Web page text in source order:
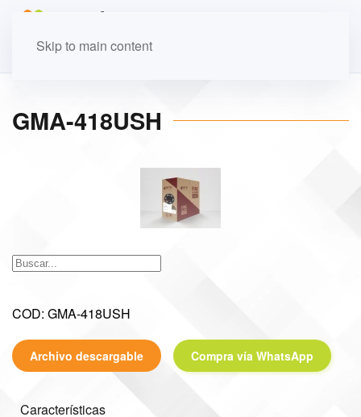
Skip to main content
GMA-418USH
COD: GMA-418USH
Archivo descargable Compra vía WhatsApp
Características